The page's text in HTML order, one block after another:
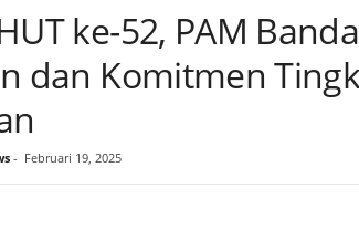
ke-52, PAM
dan Komitmen
- Februari 19, 2025